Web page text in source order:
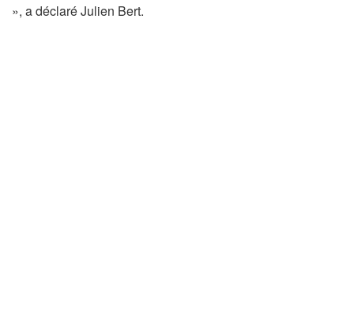
», a déclaré Julien Bert.